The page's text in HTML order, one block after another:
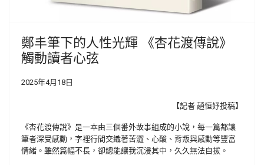
鄭丰筆下的人性光輝 《杏花渡傳說》
觸動讀者心弦
2025年4月18日
【記者 趙恒妤投稿】
《杏花渡傳說》是一本由三個番外故事組成的小說，每一篇都讓
筆者深受感動，字裡行間交織著苦澀、心酸、背叛與感動等豐富
情緒。雖然篇幅不長，卻總能讓我沉浸其中，久久無法自拔。